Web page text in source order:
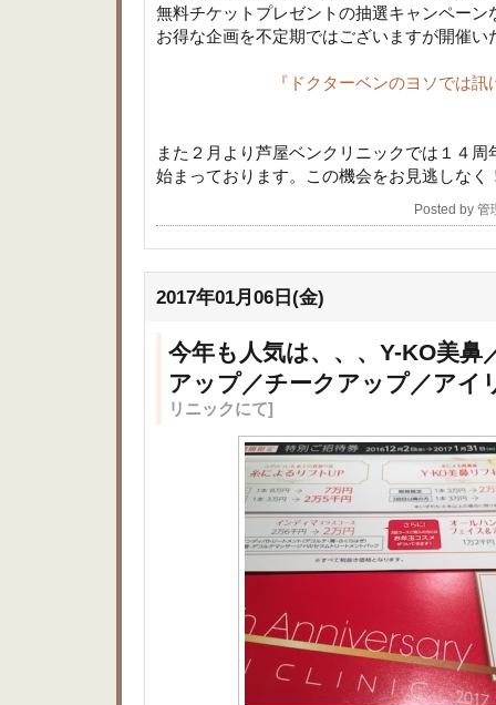
無料チケットプレゼントの抽選キャンペーン
お得な企画を不定期ではございますが開催い
『ドクターベンのヨソでは訊
また２月より芦屋ベンクリニックでは１４周
始まっております。この機会をお見逃しなく
Posted by
2017年01月06日(金)
今年も人気は、、、Y-KO美鼻
アップ／チークアップ／アイ
リニックにて]